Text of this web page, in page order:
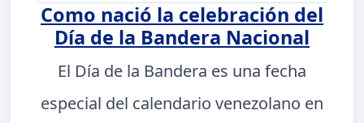
Como nació la celebración del
Día de la Bandera Nacional
El Día de la Bandera es una fecha
especial del calendario venezolano en